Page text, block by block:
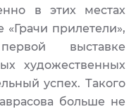
в этих местах
прилетели»,
выставке
художественных
успех. Такого
больше не